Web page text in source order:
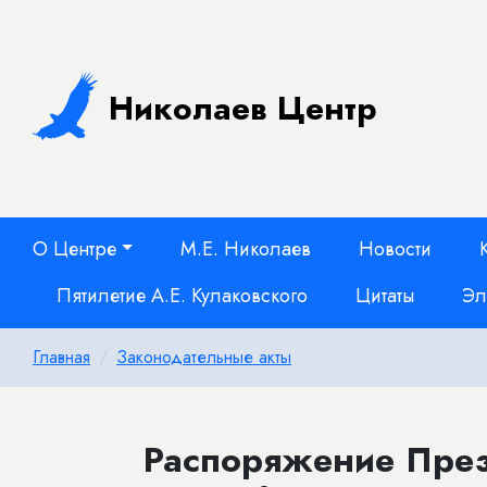
Николаев Центр
О Центре М.Е. Николаев Новости
Пятилетие А.Е. Кулаковского
Цитаты
Главная Законодательные акты
Распоряжение